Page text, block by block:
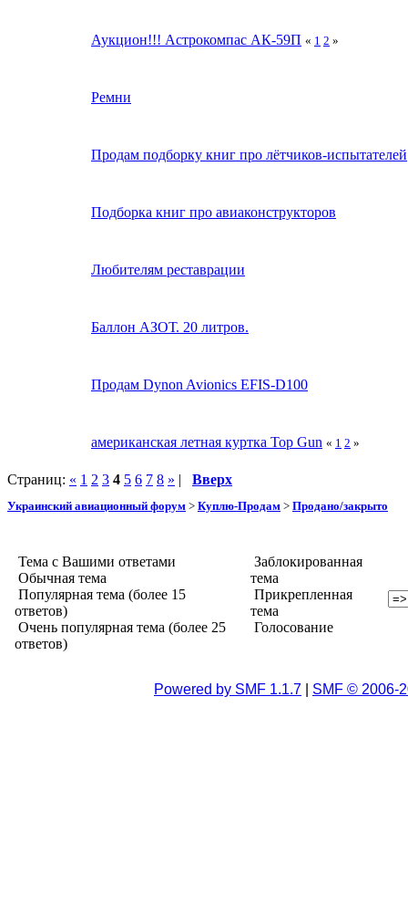
Аукцион!!! Астрокомпас АК-59П « 1 2 »
Ремни
Продам подборку книг про лётчиков-испытателей
Подборка книг про авиаконструкторов
Любителям реставрации
Баллон АЗОТ. 20 литров.
Продам Dynon Avionics EFIS-D100
американская летная куртка Top Gun « 1 2 »
Страниц: « 1 2 3 4 5 6 7 8 » | Вверх
Украинский авиационный форум > Куплю-Продам > Продано/закрыто
Тема с Вашими ответами
Обычная тема
Популярная тема (более 15
ответов)
Очень популярная тема (более 25
ответов)
Заблокированная
тема
Прикрепленная
тема
Голосование
Powered by SMF 1.1.7 SMF © 2006-